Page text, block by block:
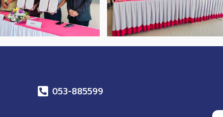
053-885599